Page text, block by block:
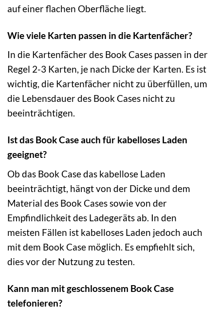
auf einer flachen Oberfläche liegt.
Wie viele Karten passen in die Kartenfächer?
In die Kartenfächer des Book Cases passen in der
Regel 2-3 Karten, je nach Dicke der Karten. Es ist
wichtig, die Kartenfächer nicht zu überfüllen, um
die Lebensdauer des Book Cases nicht zu
beeinträchtigen.
Ist das Book Case auch für kabelloses Laden
geeignet?
Ob das Book Case das kabellose Laden
beeinträchtigt, hängt von der Dicke und dem
Material des Book Cases sowie von der
Empfindlichkeit des Ladegeräts ab. In den
meisten Fällen ist kabelloses Laden jedoch auch
mit dem Book Case möglich. Es empfiehlt sich,
dies vor der Nutzung zu testen.
Kann man mit geschlossenem Book Case
telefonieren?